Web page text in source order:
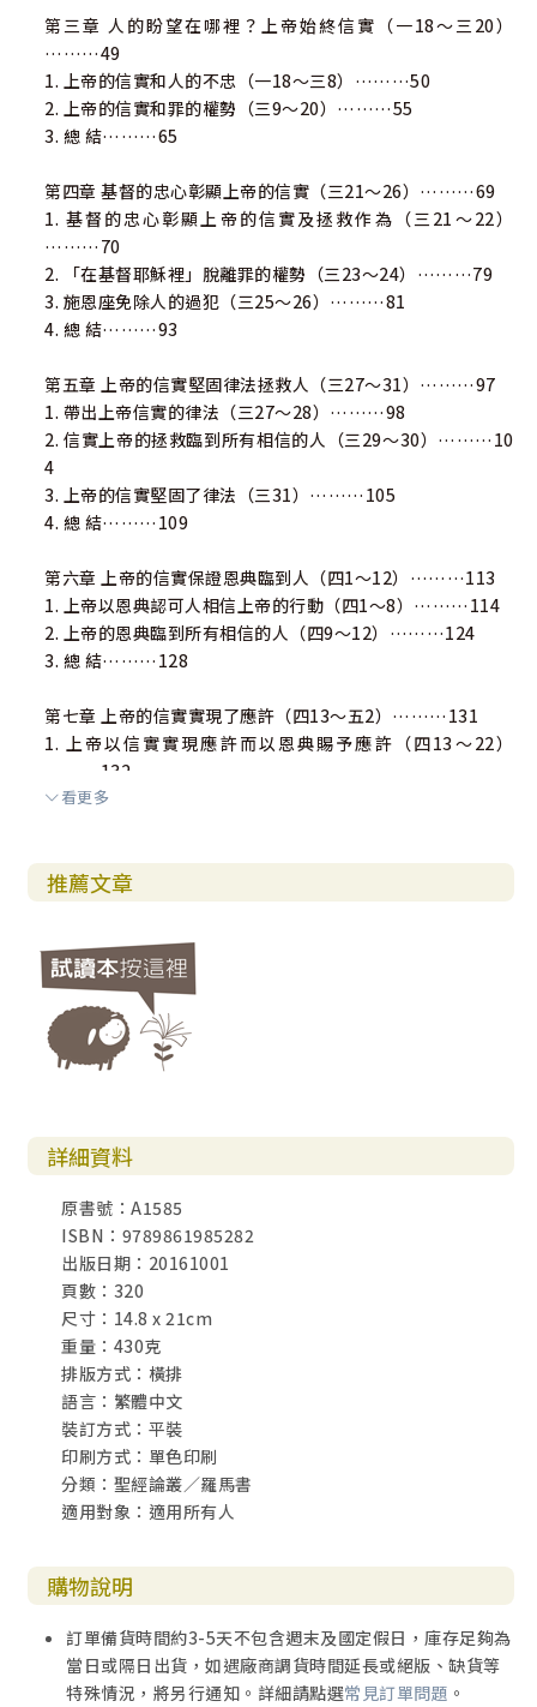
第三章 人的盼望在哪裡？上帝始終信實（一18～三20）
………49
1. 上帝的信實和人的不忠（一18～三8）………50
2. 上帝的信實和罪的權勢（三9～20）………55
3. 總 結………65
第四章 基督的忠心彰顯上帝的信實（三21～26）………69
1. 基督的忠心彰顯上帝的信實及拯救作為（三21～22）
………70
2. 「在基督耶穌裡」脫離罪的權勢（三23～24）………79
3. 施恩座免除人的過犯（三25～26）………81
4. 總 結………93
第五章 上帝的信實堅固律法拯救人（三27～31）………97
1. 帶出上帝信實的律法（三27～28）………98
2. 信實上帝的拯救臨到所有相信的人（三29～30）………10
4
3. 上帝的信實堅固了律法（三31）………105
4. 總 結………109
第六章 上帝的信實保證恩典臨到人（四1～12）………113
1. 上帝以恩典認可人相信上帝的行動（四1～8）………114
2. 上帝的恩典臨到所有相信的人（四9～12）………124
3. 總 結………128
第七章 上帝的信實實現了應許（四13～五2）………131
1. 上帝以信實實現應許而以恩典賜予應許（四13～22）
………132
2. 上帝的信實使人經歷與上帝和好的恩典（四23～五2）
第八章 上帝的信實及猶太人的誤解（九1～33）………151
1. 上帝的應許沒有落空（九1～29）………152
2. 猶太人的盲點：混淆了上帝的信實和人的行為（九30～3
3）………154
3. 總 結………167
第九章 上帝的信實：人被拯救的原因（十1～11）………169
3. 猶太人對行為的誤解（十5）………181
5. 總 結……193
總 結：上帝的信實主導拯救作為………195
後 記………203
附錄一：羅馬書其他章節「信」和「義」的解釋………207
附錄二：七十士譯本中「信」的解釋根據………211
附錄三：七十士譯本中「義」的解釋根據………219
附錄五：略論保羅新觀的代表人物………241
附 註………258
參考書目………276
看更多
推薦文章
詳細資料
原書號：A1585
ISBN：9789861985282
出版日期：20161001
頁數：320
尺寸：14.8 x 21cm
重量：430克
排版方式：橫排
語言：繁體中文
裝訂方式：平裝
印刷方式：單色印刷
分類：聖經論叢／羅馬書
適用對象：適用所有人
購物說明
訂單備貨時間約3-5天不包含週末及國定假日，庫存足夠為
當日或隔日出貨，如遇廠商調貨時間延長或絕版、缺貨等
特殊情況，將另行通知。詳細請點選常見訂單問題 。